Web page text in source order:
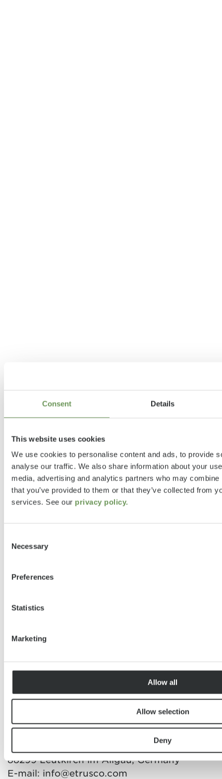
Consent Details
This website uses cookies
We use cookies to personalise content and ads, to provide
analyse our traffic. We also share information about your
media, advertising and analytics partners who may
that you’ve provided to them or that they’ve collected from
services. See our privacy policy.
Selection
Necessary
Preferences
Statistics
Marketing
Allow all
Allow selection
Deny
(TMG), het interstatelijk media-verdrag
informatieplichtenverordening (DL-InfoV)
Aanbieder en zodoende verantwoordelijk
vertegenwoordigd door de directeur
informatieaanbod van:
Etrusco GmbH
88299 Leutkirch im Allgäu, Germany
E-mail: info@etrusco.com